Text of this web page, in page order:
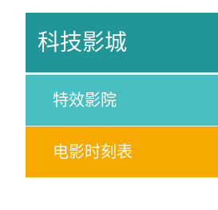
科技影城
特效影院
电影时刻表